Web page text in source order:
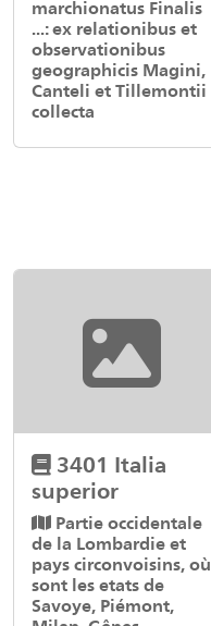
marchionatus Finalis
...: ex relationibus et
observationibus
geographicis Magini,
Canteli et Tillemontii
collecta
3401 Italia
superior
Partie occidentale
de la Lombardie et
pays circonvoisins, où
sont les etats de
Savoye, Piémont,